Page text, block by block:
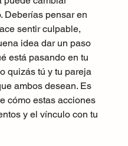
Deberías pensar en
sentir culpable,
idea dar un paso
está pasando en tu
quizás tú y tu pareja
ambos desean. Es
cómo estas acciones
y el vínculo con tu